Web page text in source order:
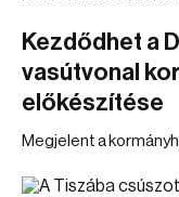
Kezdődhet a
vasútvonal
előkészítése
Megjelent a